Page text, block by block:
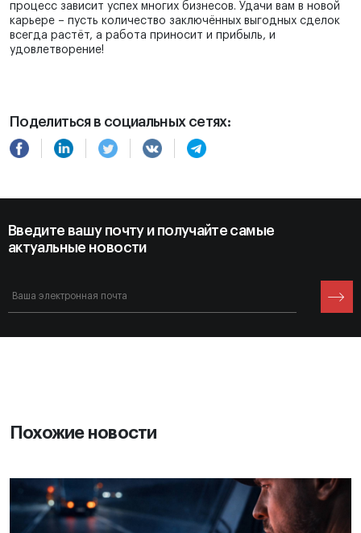
процесс зависит успех многих бизнесов. Удачи вам в новой
карьере – пусть количество заключённых выгодных сделок
всегда растёт, а работа приносит и прибыль, и
удовлетворение!
Поделиться в социальных сетях:
Введите вашу почту и получайте самые
актуальные новости
Похожие новости